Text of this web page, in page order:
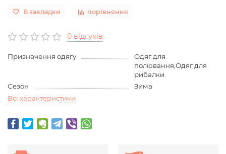
В закладки порівняння
0 відгуків
Призначення одягу
Одяг для
полювання,Одяг для
рибалки
Сезон
Зима
Всі характеристики